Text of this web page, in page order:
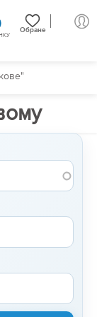
Обране